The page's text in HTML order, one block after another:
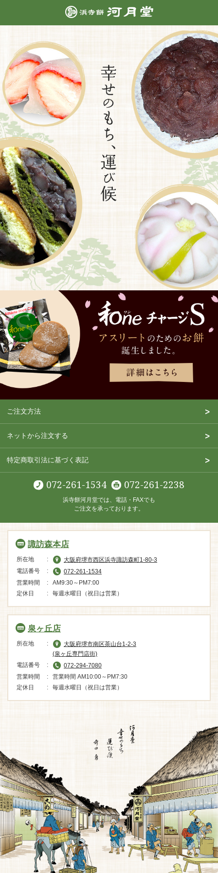
ご注文方法
ネットから注文する
特定商取引法に基づく表記
072-261-1534 072-261-2238
浜寺餅河月堂では、電話・FAXでも
ご注文を承っております。
諏訪森本店
所在地
大阪府堺市西区浜寺諏訪森町1-80-3
電話番号
072-261-1534
営業時間
AM9:30～PM7:00
定休日
毎週水曜日（祝日は営業）
泉ヶ丘店
所在地
大阪府堺市南区茶山台1-2-3
(泉ヶ丘専門店街)
電話番号
072-294-7080
営業時間
営業時間 AM10:00～PM7:30
定休日
毎週水曜日（祝日は営業）